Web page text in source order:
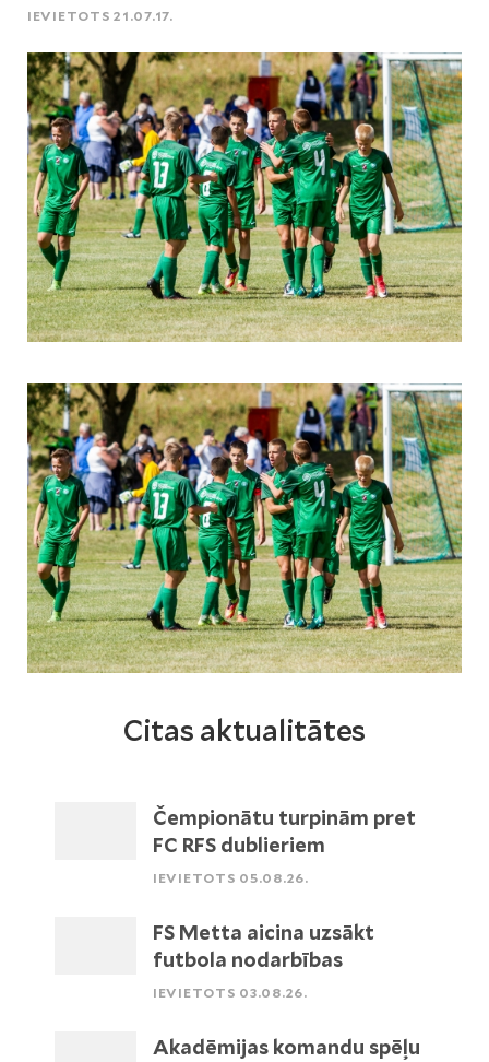
IEVIETOTS 21.07.17.
Citas aktualitātes
Čempionātu turpinām pret
FC RFS dublieriem
IEVIETOTS 05.08.26.
FS Metta aicina uzsākt
futbola nodarbības
IEVIETOTS 03.08.26.
Akadēmijas komandu spēļu